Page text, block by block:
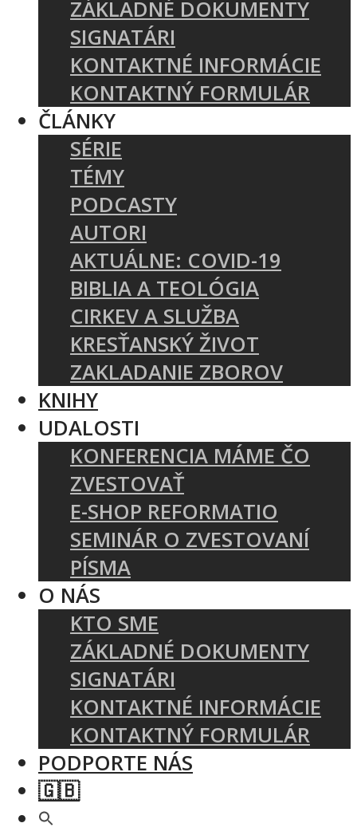
ZÁKLADNÉ DOKUMENTY
SIGNATÁRI
KONTAKTNÉ INFORMÁCIE
KONTAKTNÝ FORMULÁR
ČLÁNKY
SÉRIE
TÉMY
PODCASTY
AUTORI
AKTUÁLNE: COVID-19
BIBLIA A TEOLÓGIA
CIRKEV A SLUŽBA
KRESŤANSKÝ ŽIVOT
ZAKLADANIE ZBOROV
KNIHY
UDALOSTI
KONFERENCIA MÁME ČO
ZVESTOVAŤ
E-SHOP REFORMATIO
SEMINÁR O ZVESTOVANÍ
PÍSMA
O NÁS
KTO SME
ZÁKLADNÉ DOKUMENTY
SIGNATÁRI
KONTAKTNÉ INFORMÁCIE
KONTAKTNÝ FORMULÁR
PODPORTE NÁS
🇬🇧